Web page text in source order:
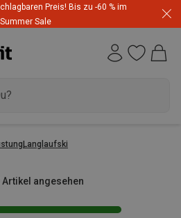
Preis! Bis zu -60 % im
Summer Sale
Langlaufski
Artikel angesehen